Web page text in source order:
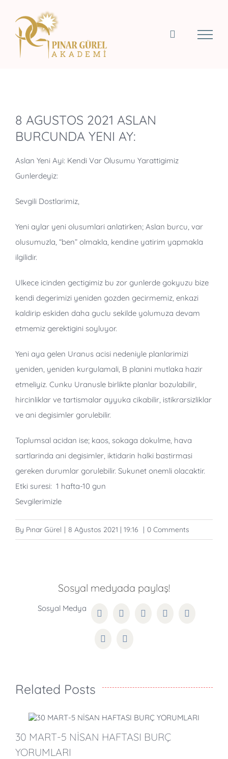
content
Larger
Image
8 AGUSTOS 2021 ASLAN
BURCUNDA YENI AY:
Aslan Yeni Ayi: Kendi Var Olusumu Yarattigimiz
Gunlerdeyiz:
Sevgili Dostlarimiz,
Yeni aylar yeni olusumlari anlatirken; Aslan burcu, var
olusumuzla, “ben” olmakla, kendine yatirim yapmakla
ilgilidir.
Ulkece icinden gectigimiz bu zor gunlerde gokyuzu bize
kendi degerimizi yeniden gozden gecirmemiz, enkazi
kaldirip eskiden daha guclu sekilde yolumuza devam
etmemiz gerektigini soyluyor.
Yeni aya gelen Uranus acisi nedeniyle planlarimizi
yeniden, yeniden kurgulamali, B planini mutlaka hazir
etmeliyiz. Cunku Uranusle birlikte planlar bozulabilir,
hircinliklar ve tartismalar ayyuka cikabilir, istikrarsizliklar
ve ani degisimler gorulebilir.
Toplumsal acidan ise; kaos, sokaga dokulme, hava
sartlarinda ani degisimler, iktidarin halki bastirmasi
gereken durumlar gorulebilir. Sukunet onemli olacaktir.
Etki suresi: 1 hafta-10 gun
Sevgilerimizle
By Pınar Gürel | 8 Ağustos 2021 | 19:16 | 0 Comments
Sosyal medyada paylaş!
FacebookTwitterRedditLinkedInWhatsApp
PinterestEmail
Related Posts
30 MART-5 NİSAN HAFTASI BURÇ
YORUMLARI